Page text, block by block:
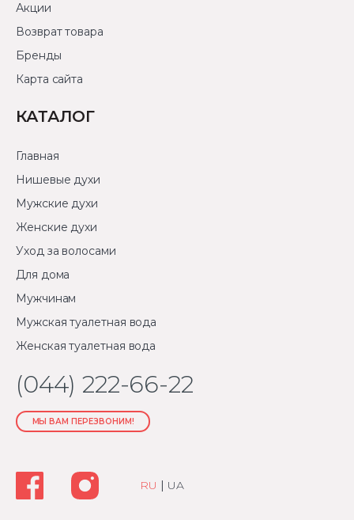
Акции
Возврат товара
Бренды
Карта сайта
КАТАЛОГ
Главная
Нишевые духи
Мужские духи
Женские духи
Уход за волосами
Для дома
Мужчинам
Мужская туалетная вода
Женская туалетная вода
(044) 222-66-22
МЫ ВАМ ПЕРЕЗВОНИМ!
RU | UA